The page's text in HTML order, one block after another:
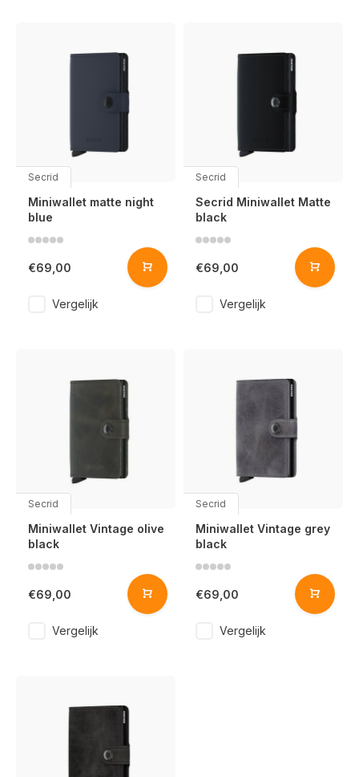
Secrid
Miniwallet matte night
blue
€69,00
Vergelijk
Secrid
Secrid Miniwallet Matte
black
€69,00
Vergelijk
Secrid
Miniwallet Vintage olive
black
€69,00
Vergelijk
Secrid
Miniwallet Vintage grey
black
€69,00
Vergelijk